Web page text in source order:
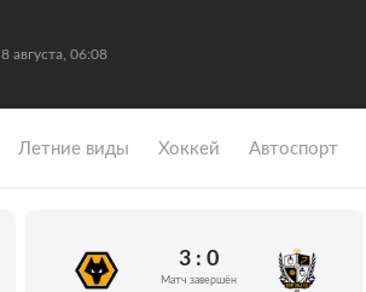
8 августа, 06:08
Летние виды Хоккей Автоспорт
3 : 0
Матч завершён